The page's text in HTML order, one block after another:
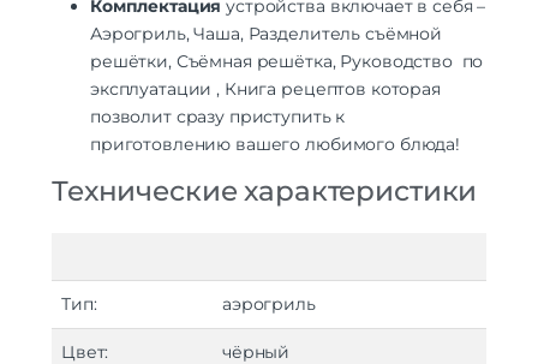
Комплектация устройства включает в себя –
Аэрогриль, Чаша, Разделитель съёмной
решётки, Съёмная решётка, Руководство по
эксплуатации , Книга рецептов которая
позволит сразу приступить к
приготовлению вашего любимого блюда!
Технические характеристики
Тип: аэрогриль
Цвет: чёрный